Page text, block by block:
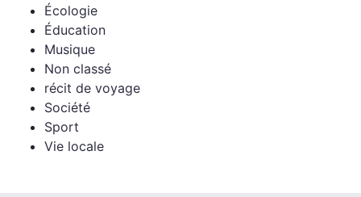
Écologie
Éducation
Musique
Non classé
récit de voyage
Société
Sport
Vie locale